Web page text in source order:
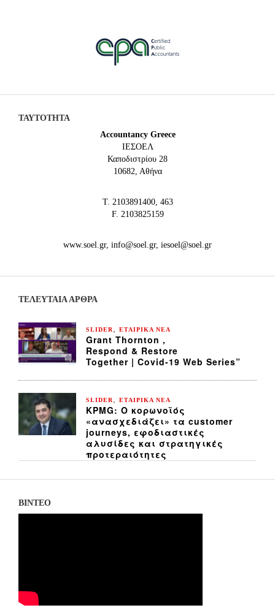
ΤΑΥΤΟΤΗΤΑ
Accountancy Greece
IEΣΟΕΛ
Καποδιστρίου 28
10682, Αθήνα
Τ. 2103891400, 463
F. 2103825159
www.soel.gr, info@soel.gr, iesoel@soel.gr
ΤΕΛΕΥΤΑΙΑ ΆΡΘΡΑ
SLIDER ΕΤΑΙΡΙΚΑ ΝΕΑ
Grant Thornton ,
Respond & Restore
Together | Covid-19 Web Series”
SLIDER ΕΤΑΙΡΙΚΑ ΝΕΑ
KPMG: Ο κορωνοϊός
«ανασχεδιάζει» τα customer
journeys, εφοδιαστικές
αλυσίδες και στρατηγικές
προτεραιότητες
ΒΙΝΤΕΟ